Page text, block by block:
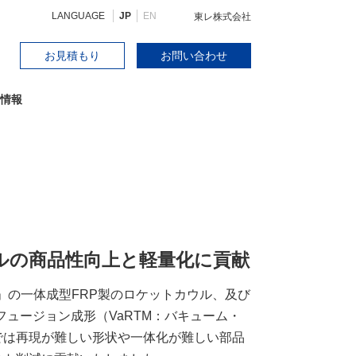
LANGUAGE JP EN 東レ株式会社
お見積もり お問い合わせ
報
商品性向上と軽量化に貢献
の一体成型FRP製のロケットカウル、及び
ージョン成形（VaRTM：バキューム・
再現が難しい形状や一体化が難しい部品